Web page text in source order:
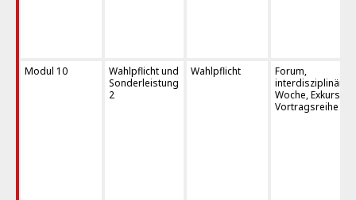
Modul 10
Wahlpflicht und
Sonderleistung
2
Wahlpflicht
Forum,
interdisziplinäre
Woche, Exkursion,
Vortragsreihe